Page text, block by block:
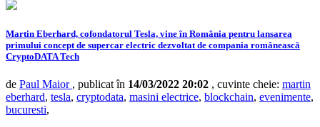
Martin Eberhard, cofondatorul Tesla, vine în România pentru lansarea
primului concept de supercar electric dezvoltat de compania românească
CryptoDATA Tech
de Paul Maior , publicat în 14/03/2022 20:02 , cuvinte cheie: martin
eberhard, tesla, cryptodata, masini electrice, blockchain, evenimente,
bucuresti,